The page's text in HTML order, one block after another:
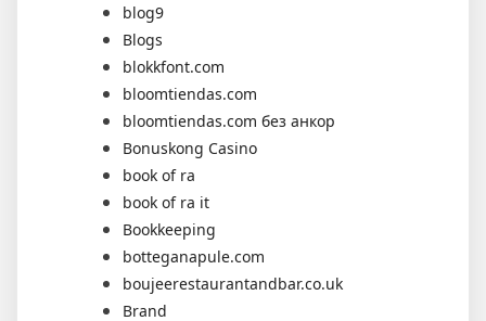
blog9
Blogs
blokkfont.com
bloomtiendas.com
bloomtiendas.com без анкор
Bonuskong Casino
book of ra
book of ra it
Bookkeeping
botteganapule.com
boujeerestaurantandbar.co.uk
Brand